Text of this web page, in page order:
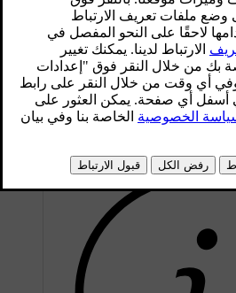
لك الاستمتاع بتجربة قيادة سريعة
من ضبط وضعية القيادة ومن تحديد
قبل أن تبدأ بالقيادة.